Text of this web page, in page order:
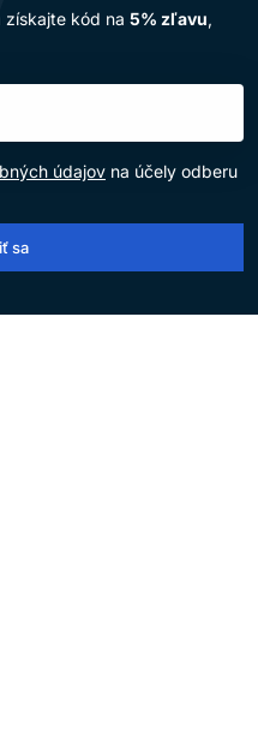
získajte kód na 5% zľavu,
údajov na účely odberu
sa